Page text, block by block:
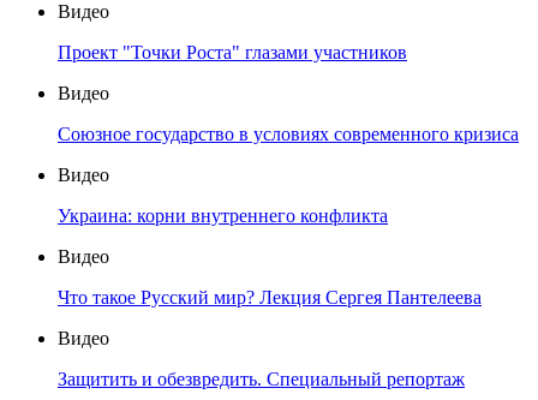
Видео
Проект "Точки Роста" глазами участников
Видео
Союзное государство в условиях современного кризиса
Видео
Украина: корни внутреннего конфликта
Видео
Что такое Русский мир? Лекция Сергея Пантелеева
Видео
Защитить и обезвредить. Специальный репортаж